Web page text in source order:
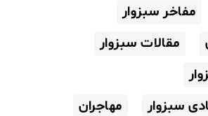
مفاخر سبزوار
مقالات سبزوار
سبزوار
مهاجران